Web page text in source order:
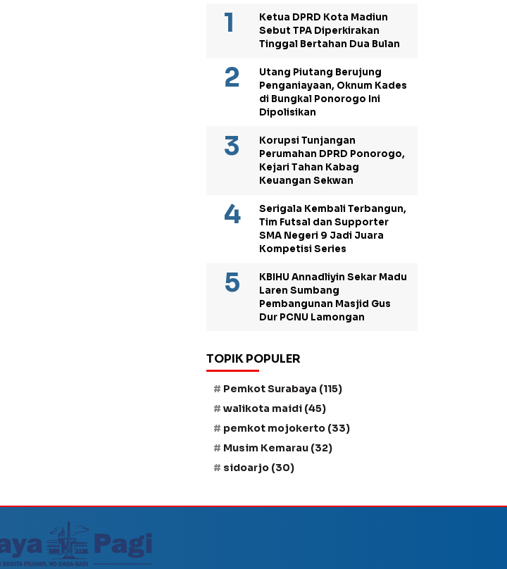
Ketua DPRD Kota Madiun
Sebut TPA Diperkirakan
Tinggal Bertahan Dua Bulan
Utang Piutang Berujung
Penganiayaan, Oknum Kades
di Bungkal Ponorogo Ini
Dipolisikan
Korupsi Tunjangan
Perumahan DPRD Ponorogo,
Kejari Tahan Kabag
Keuangan Sekwan
Serigala Kembali Terbangun,
Tim Futsal dan Supporter
SMA Negeri 9 Jadi Juara
Kompetisi Series
KBIHU Annadliyin Sekar Madu
Laren Sumbang
Pembangunan Masjid Gus
Dur PCNU Lamongan
TOPIK POPULER
Pemkot Surabaya (115)
walikota maidi (45)
pemkot mojokerto (33)
Musim Kemarau (32)
sidoarjo (30)